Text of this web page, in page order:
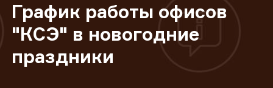
График работы офисов
"КСЭ" в новогодние
праздники